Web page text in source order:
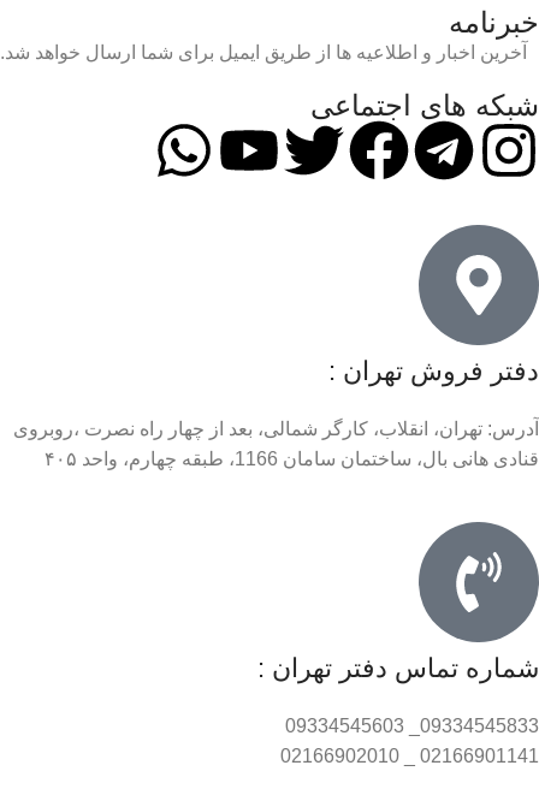
خبرنامه
آخرین اخبار و اطلاعیه ها از طریق ایمیل برای شما ارسال خواهد شد.
شبکه های اجتماعی
دفتر فروش تهران :
آدرس: تهران، انقلاب، کارگر شمالی، بعد از چهار راه نصرت ،روبروی
قنادی هانی بال، ساختمان سامان 1166، طبقه چهارم، واحد ۴۰۵
شماره تماس دفتر تهران :
09334545833_ 09334545603
02166901141 _ 02166902010